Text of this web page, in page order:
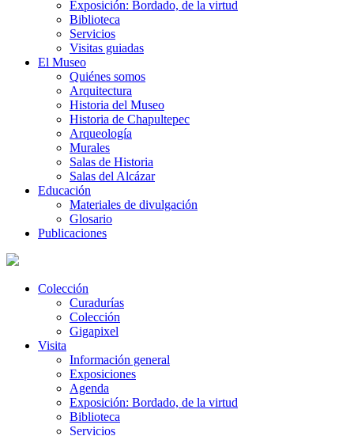
Exposición: Bordado, de la virtud
Biblioteca
Servicios
Visitas guiadas
El Museo
Quiénes somos
Arquitectura
Historia del Museo
Historia de Chapultepec
Arqueología
Murales
Salas de Historia
Salas del Alcázar
Educación
Materiales de divulgación
Glosario
Publicaciones
Colección
Curadurías
Colección
Gigapixel
Visita
Información general
Exposiciones
Agenda
Exposición: Bordado, de la virtud
Biblioteca
Servicios